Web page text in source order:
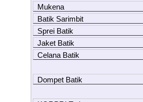
Mukena
Batik Sarimbit
Sprei Batik
Jaket Batik
Celana Batik
Dompet Batik